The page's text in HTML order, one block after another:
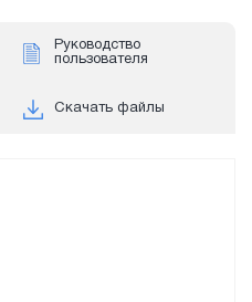
Руководство
пользователя
Скачать файлы